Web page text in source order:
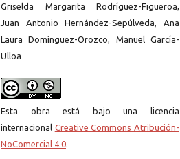
Griselda Margarita Rodríguez-Figueroa,
Juan Antonio Hernández-Sepúlveda, Ana
Laura Domínguez-Orozco, Manuel García-
Ulloa
Esta obra está bajo una licencia
internacional Creative Commons Atribución-
NoComercial 4.0.